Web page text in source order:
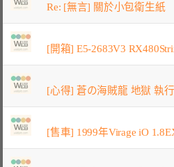
Re: [無言] 關於小包衛生紙
[開箱] E5-2683V3
[心得] 蒼の海賊龍 地獄 執
[售車] 1999年Virage iO